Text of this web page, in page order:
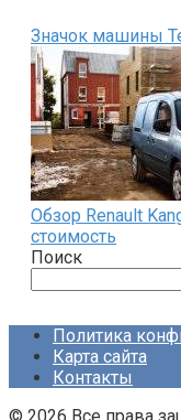
Значок машины
Обзор Renault
стоимость
Поиск
Политика
Карта сайта
Контакты